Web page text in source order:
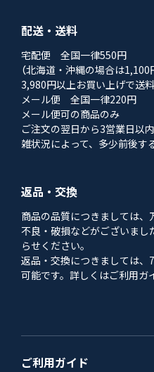
配送・送料
宅配便 全国一律550円
（北海道・沖縄の場合は1,100
3,980円以上お買い上げで送
メール便 全国一律220円
メール便可の商品のみ
ご注文の翌日から3営業日以
雑状況によって、多少前後す
返品・交換
商品の品質につきましては
不良・破損などがございま
らせください。
返品・交換につきましては、
可能です。詳しくはご利用ガ
ご利用ガイド